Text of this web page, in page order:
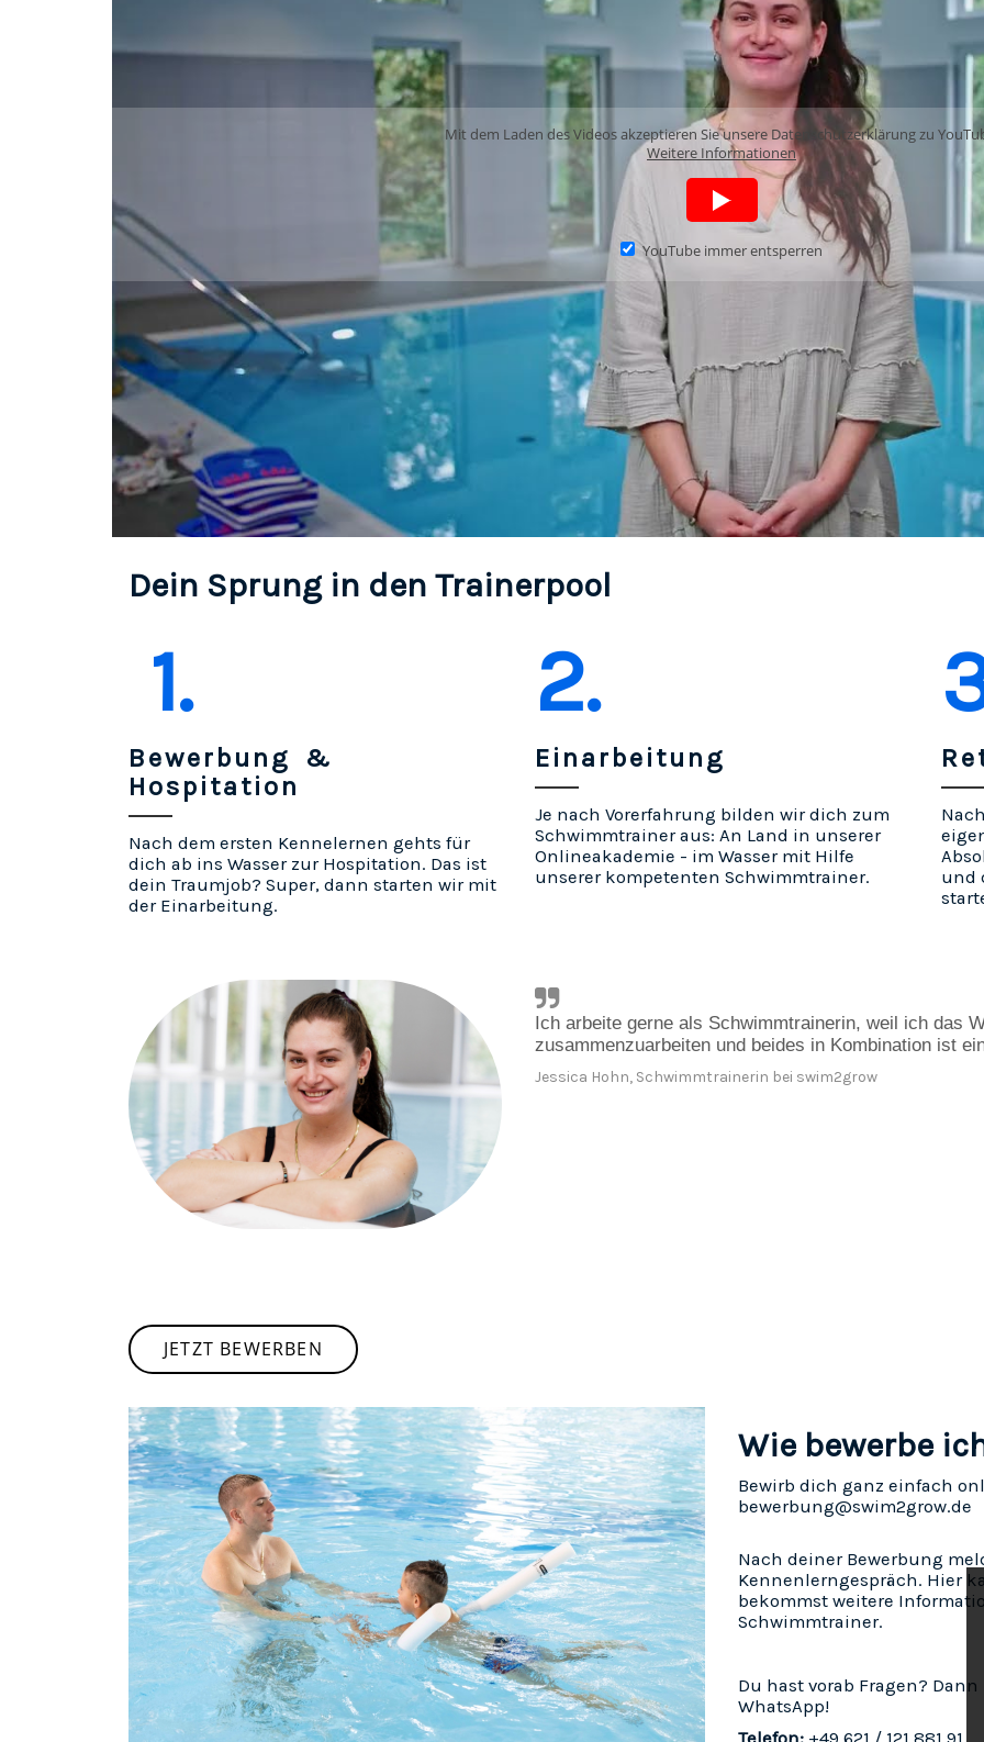
Mit dem Laden des Videos akzeptieren Sie unsere Datenschutzerklärung zu
Weitere Informationen
YouTube immer entsperren
Dein Sprung in den Trainerpool
1.
Bewerbung &
Hospitation
Nach dem ersten Kennelernen gehts für
dich ab ins Wasser zur Hospitation. Das ist
dein Traumjob? Super, dann starten wir mit
der Einarbeitung.
2.
Einarbeitung
Je nach Vorerfahrung bilden wir dich zum
Schwimmtrainer aus: An Land in unserer
Onlineakademie - im Wasser mit Hilfe
unserer kompetenten Schwimmtrainer.
und
Ich arbeite gerne als Schwimmtrainerin, weil ich das
zusammenzuarbeiten und beides in Kombination ist
Jessica Hohn, Schwimmtrainerin bei swim2grow
JETZT BEWERBEN
Wie bewerbe
Bewirb dich ganz einfach
bewerbung@swim2grow.de
Nach deiner Bewerbung
Kennenlerngespräch. Hier
bekommst weitere
Schwimmtrainer.
Du hast vorab Fragen?
WhatsApp!